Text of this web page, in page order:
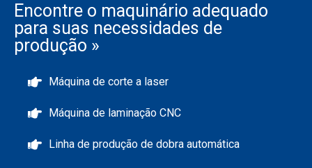
Encontre o maquinário adequado
para suas necessidades de
produção »
Máquina de corte a laser
Máquina de laminação CNC
Linha de produção de dobra automática